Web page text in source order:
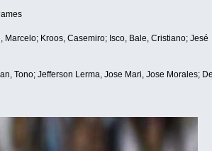
Kroos, Casemiro; Isco, Bale, Cristiano; Jesé
Tono; Jefferson Lerma, Jose Mari, Jose Morales;